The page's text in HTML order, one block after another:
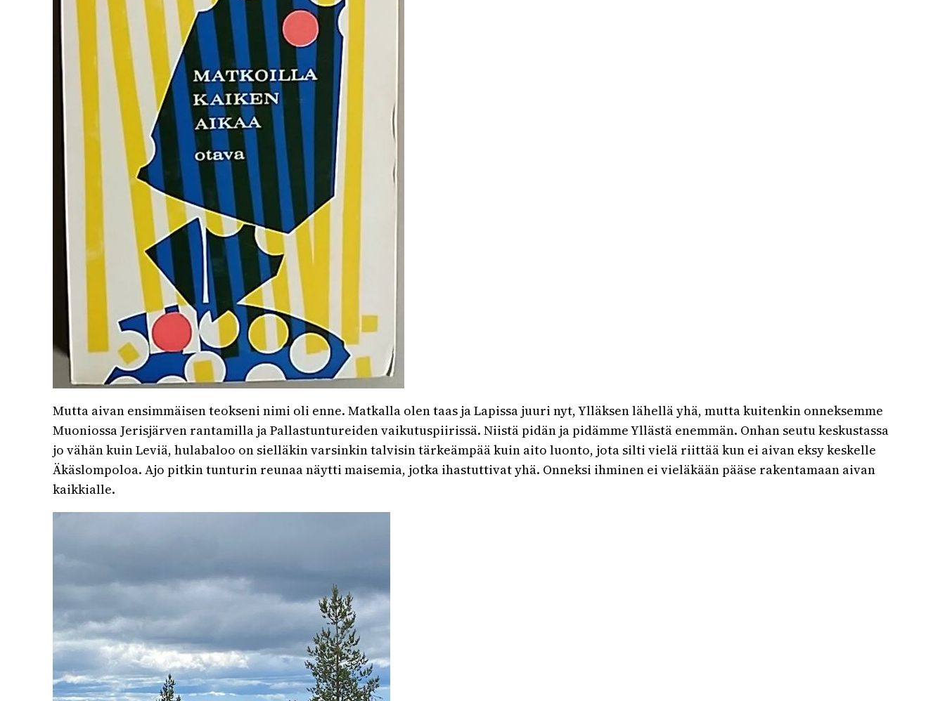
Mutta aivan ensimmäisen teokseni nimi oli enne. Matkalla olen taas ja Lapissa juuri nyt, Ylläksen lähellä yhä, mutta kuitenkin onneksemme
Muoniossa Jerisjärven rantamilla ja Pallastuntureiden vaikutuspiirissä. Niistä pidän ja pidämme Yllästä enemmän. Onhan seutu keskustassa
jo vähän kuin Leviä, hulabaloo on sielläkin varsinkin talvisin tärkeämpää kuin aito luonto, jota silti vielä riittää kun ei aivan eksy keskelle
Äkäslompoloa. Ajo pitkin tunturin reunaa näytti maisemia, jotka ihastuttivat yhä. Onneksi ihminen ei vieläkään pääse rakentamaan aivan
kaikkialle.